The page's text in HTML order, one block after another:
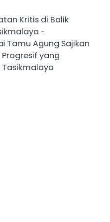
Kritis di Balik
-
Tamu Agung Sajikan
yang